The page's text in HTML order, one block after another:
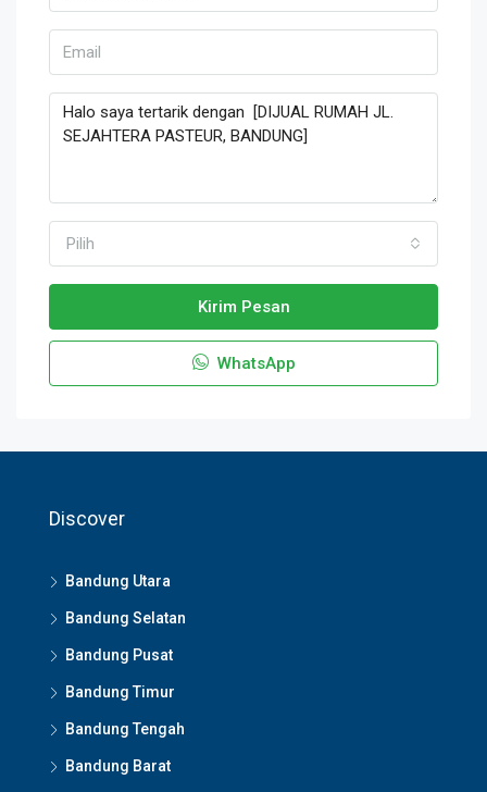
Pilih
Kirim Pesan
WhatsApp
Discover
Bandung Utara
Bandung Selatan
Bandung Pusat
Bandung Timur
Bandung Tengah
Bandung Barat